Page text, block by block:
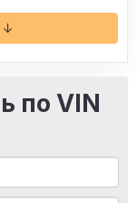
↓
по VIN